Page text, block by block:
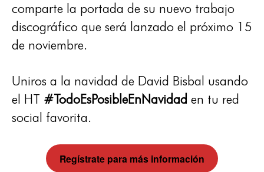
comparte la portada de su nuevo trabajo
discográfico que será lanzado el próximo 15
de noviembre.
Uniros a la navidad de David Bisbal usando
el HT #TodoEsPosibleEnNavidad en tu red
social favorita.
Regístrate para más información